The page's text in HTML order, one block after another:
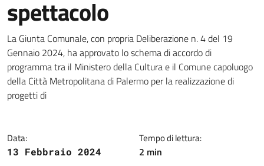
spettacolo
Dettagli della notizia
La Giunta Comunale, con propria Deliberazione n. 4 del 19
Gennaio 2024, ha approvato lo schema di accordo di
programma tra il Ministero della Cultura e il Comune capoluogo
della Città Metropolitana di Palermo per la realizzazione di
progetti di
Data:
13 Febbraio 2024
Tempo di lettura:
2 min